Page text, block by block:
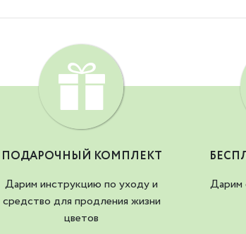
ПОДАРОЧНЫЙ КОМПЛЕКТ
Дарим инструкцию по уходу и
средство для продления жизни
цветов
Дарим